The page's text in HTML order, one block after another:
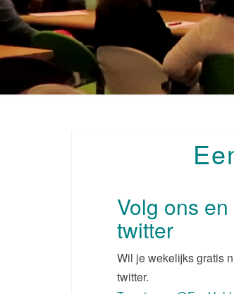
Volg ons
twitter
Wil je wekelijks gratis
twitter.